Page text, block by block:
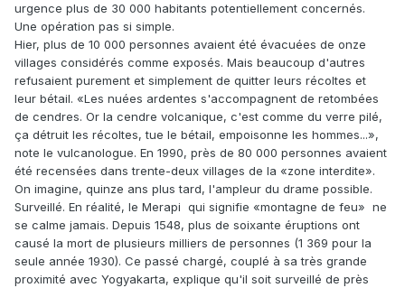
urgence plus de 30 000 habitants potentiellement concernés.
Une opération pas si simple.
Hier, plus de 10 000 personnes avaient été évacuées de onze
villages considérés comme exposés. Mais beaucoup d'autres
refusaient purement et simplement de quitter leurs récoltes et
leur bétail. «Les nuées ardentes s'accompagnent de retombées
de cendres. Or la cendre volcanique, c'est comme du verre pilé,
ça détruit les récoltes, tue le bétail, empoisonne les hommes...»,
note le vulcanologue. En 1990, près de 80 000 personnes avaient
été recensées dans trente-deux villages de la «zone interdite».
On imagine, quinze ans plus tard, l'ampleur du drame possible.
Surveillé. En réalité, le Merapi ­ qui signifie «montagne de feu» ­ ne
se calme jamais. Depuis 1548, plus de soixante éruptions ont
causé la mort de plusieurs milliers de personnes (1 369 pour la
seule année 1930). Ce passé chargé, couplé à sa très grande
proximité avec Yogyakarta, explique qu'il soit surveillé de près